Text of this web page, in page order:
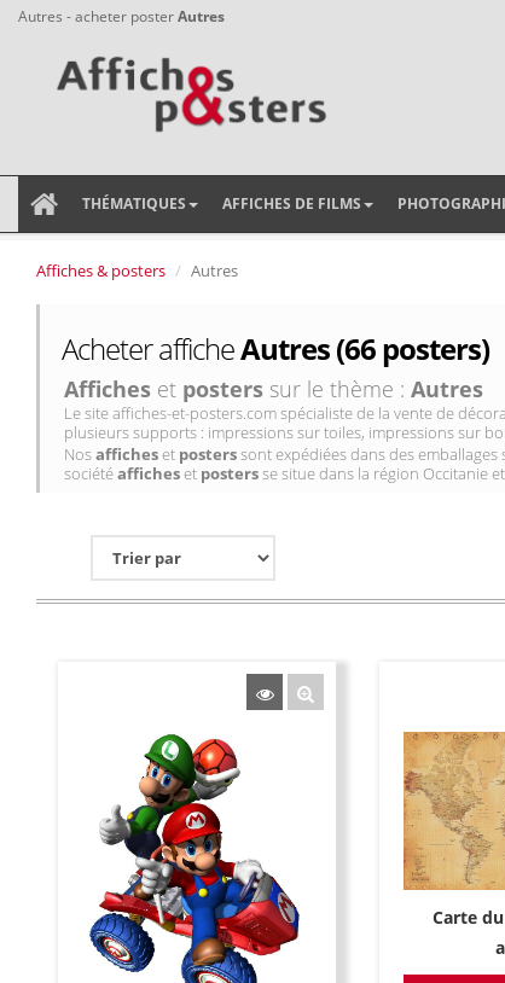
Autres - acheter posterAutres
THÉMATIQUES AFFICHES DE FILMS
Affiches & posters Autres
Acheter afficheAutres (66 posters)
Affiches et posters sur le thème : Autres
Le site affiches-et-posters.com spécialiste de la vente de
plusieurs supports : impressions sur toiles, impressions sur
Nosafficheset posterssont expédiées dans des
sociétéafficheset postersse situe dans la région Occitanie
Carte